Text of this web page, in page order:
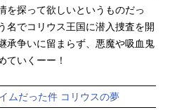
を探って欲しいというものだっ
名でコリウス王国に潜入捜査を開
承争いに留まらず、悪魔や吸血鬼
ていくーー！
ムだった件 コリウスの夢